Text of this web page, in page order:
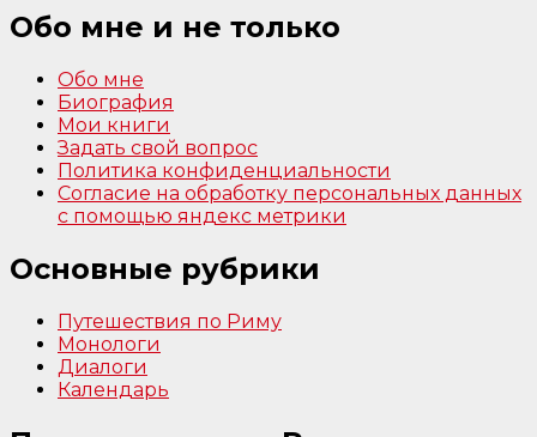
Обо мне и не только
Обо мне
Биография
Мои книги
Задать свой вопрос
Политика конфиденциальности
Согласие на обработку персональных данных
с помощью яндекс метрики
Основные рубрики
Путешествия по Риму
Монологи
Диалоги
Календарь